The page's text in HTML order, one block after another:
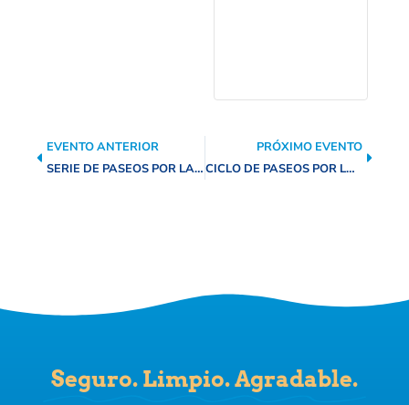
EVENTO ANTERIOR
SERIE DE PASEOS POR LA NATURALEZA: PARQUE NATURAL TRUEHEART RANCH
PRÓXIMO EVENTO
CICLO DE PASEOS POR LA NATURALEZA: PARQUE NATURAL HENDRICK ARNOLD
Seguro. Limpio. Agradable.